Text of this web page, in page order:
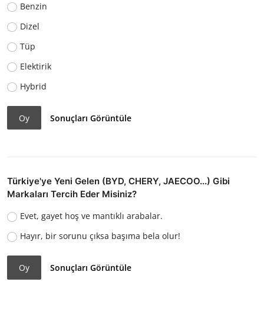
Benzin
Dizel
Tüp
Elektirik
Hybrid
Oy Sonuçları Görüntüle
Türkiye'ye Yeni Gelen (BYD, CHERY, JAECOO...) Gibi
Markaları Tercih Eder Misiniz?
Evet, gayet hoş ve mantıklı arabalar.
Hayır, bir sorunu çıksa başıma bela olur!
Oy Sonuçları Görüntüle